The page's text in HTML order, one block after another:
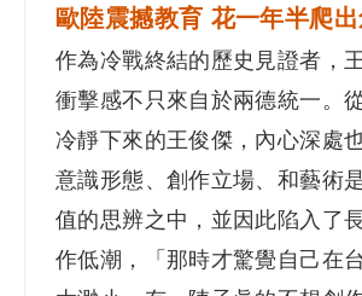
歐陸震撼教育 花一年半爬
作為冷戰終結的歷史見證者，
衝擊感不只來自於兩德統一。
冷靜下來的王俊傑，內心深處
意識形態、創作立場、和藝術
值的思辨之中，並因此陷入了
作低潮，「那時才驚覺自己在